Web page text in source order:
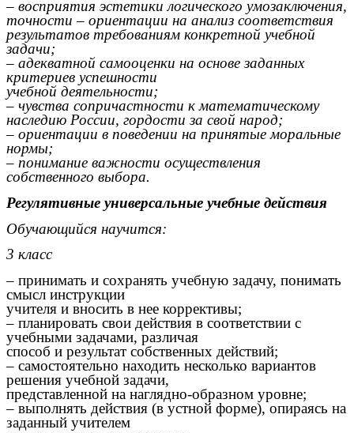
– восприятия эстетики логического умозаключения,
точности – ориентации на анализ соответствия
результатов требованиям конкретной учебной
задачи;
– адекватной самооценки на основе заданных
критериев успешности
учебной деятельности;
– чувства сопричастности к математическому
наследию России, гордости за свой народ;
– ориентации в поведении на принятые моральные
нормы;
– понимание важности осуществления
собственного выбора.
Регулятивные универсальные учебные действия
Обучающийся научится:
3 класс
– принимать и сохранять учебную задачу, понимать
смысл инструкции
учителя и вносить в нее коррективы;
– планировать свои действия в соответствии с
учебными задачами, различая
способ и результат собственных действий;
– самостоятельно находить несколько вариантов
решения учебной задачи,
представленной на наглядно-образном уровне;
– выполнять действия (в устной форме), опираясь на
заданный учителем